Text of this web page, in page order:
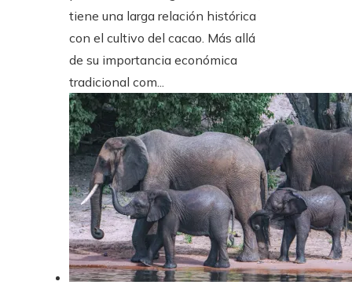
tiene una larga relación histórica
con el cultivo del cacao. Más allá
de su importancia económica
tradicional com...